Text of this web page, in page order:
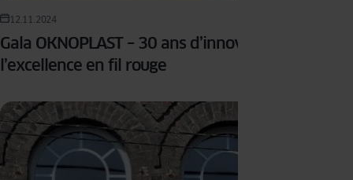
12.11.2024
Gala OKNOPLAST – 30 ans d’innovations L’art et
l’excellence en fil rouge